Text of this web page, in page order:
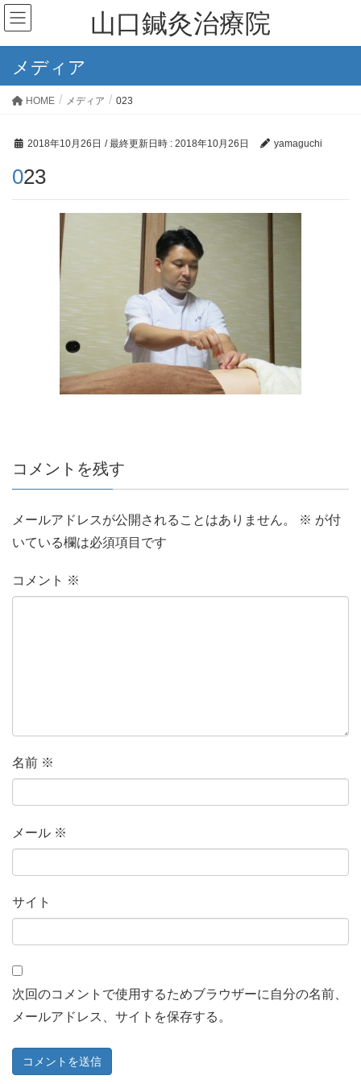
山口鍼灸治療院
メディア
HOME メディア 023
2018年10月26日 / 最終更新日時 : 2018年10月26日 yamaguchi
023
コメントを残す
メールアドレスが公開されることはありません。 ※ が付
いている欄は必須項目です
コメント ※
名前 ※
メール ※
サイト
次回のコメントで使用するためブラウザーに自分の名前、
メールアドレス、サイトを保存する。